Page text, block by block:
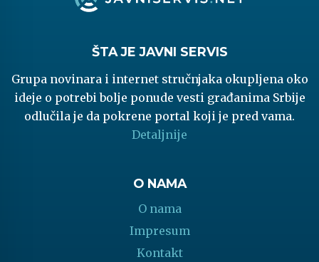
ŠTA JE JAVNI SERVIS
Grupa novinara i internet stručnjaka okupljena oko
ideje o potrebi bolje ponude vesti građanima Srbije
odlučila je da pokrene portal koji je pred vama.
Detaljnije
O NAMA
O nama
Impresum
Kontakt